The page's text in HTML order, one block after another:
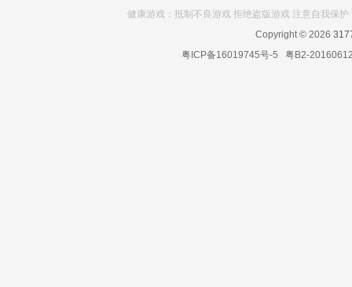
健康游戏：抵制不良游戏 拒绝盗版游戏 注意自我保
Copyright © 2026
粤ICP备16019745号-5 粤B2-